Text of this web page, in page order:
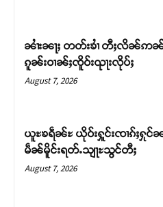
Support
တႃႇႁႂ်ႈသဵင်ၵၢင်ၸႂ်ၵူၼ်းမိူင်
ၼၢႆးၼႃႈ တတ်းၶၢႆ တီႈလိၼ်ဢ
ၵူၼ်းဝၢၼ်ႈၸိူဝ်းၺႃးလိုပ်ႈ
August 7, 2026
ယူႊၶရဵၼ်ႊ ယိုဝ်းႁူင်းၸၢၵ်ႈႁုင်
မဵၼ်မိူင်းရတ်ႉသျႃႊသွင်တီႈ
August 7, 2026